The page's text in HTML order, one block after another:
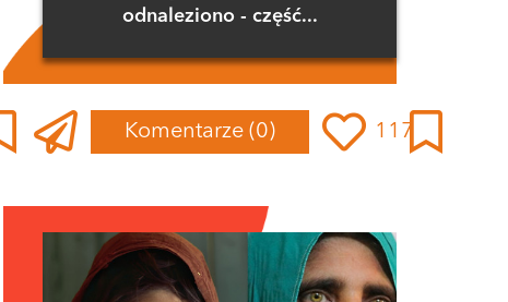
odnaleziono - część...
Komentarze (0) 117